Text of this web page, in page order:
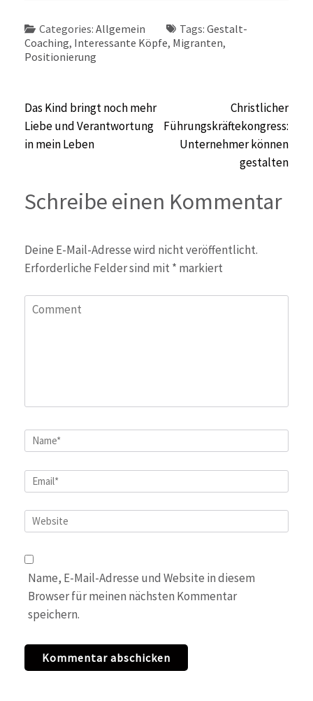
Categories: Allgemein Tags: Gestalt-
Coaching, Interessante Köpfe, Migranten,
Positionierung
Beitragsnavigation
Das Kind bringt noch mehr
Liebe und Verantwortung
in mein Leben
Christlicher
Führungskräftekongress:
Unternehmer können
gestalten
Schreibe einen Kommentar
Deine E-Mail-Adresse wird nicht veröffentlicht.
Erforderliche Felder sind mit * markiert
Comment
Name*
Email*
Website
Name, E-Mail-Adresse und Website in diesem
Browser für meinen nächsten Kommentar
speichern.